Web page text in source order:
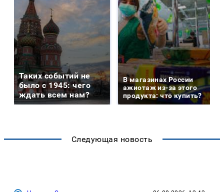
Таких событий не
было с 1945: чего
ждать всем нам?
В магазинах России
ажиотаж из-за этого
продукта: что купить?
Следующая новость